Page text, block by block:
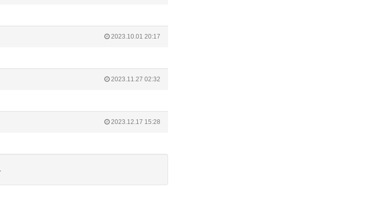
2023.10.01 20:17
2023.11.27 02:32
2023.12.17 15:28